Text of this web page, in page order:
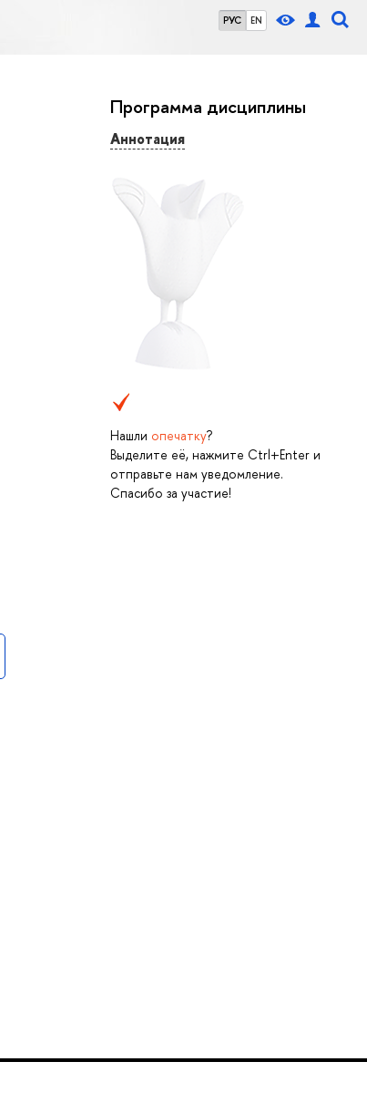
РУС EN
Программа дисциплины
Аннотация
Нашли опечатку?
Выделите её, нажмите Ctrl+Enter и
отправьте нам уведомление.
Спасибо за участие!